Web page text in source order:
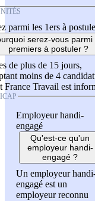
parmi les 1ers à
serez-vous parmi
premiers à postuler ?
de plus de 15 jours,
moins de 4
France Travail est
Employeur handi-
engagé
Qu'est-ce qu'un
employeur handi-
engagé ?
Un employeur
engagé est un
employeur reconnu